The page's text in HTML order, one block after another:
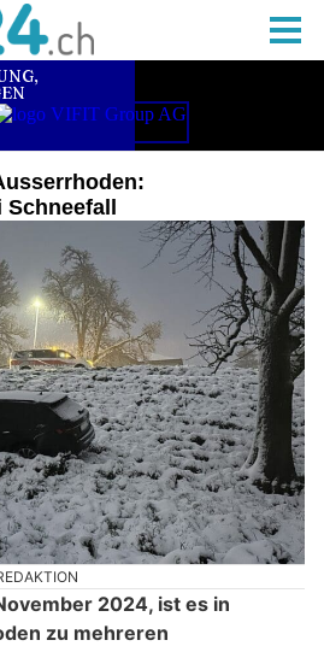
2024, ist es in
zu mehreren